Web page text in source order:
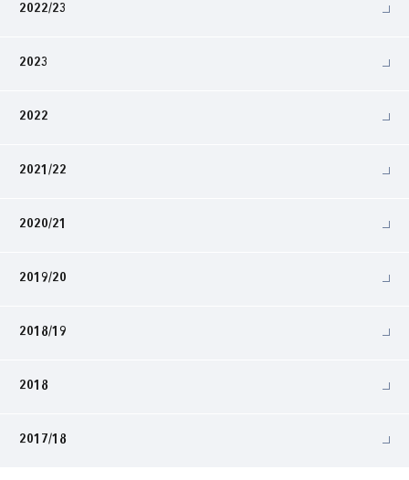
2022/23
2023
2022
2021/22
2020/21
2019/20
2018/19
2018
2017/18